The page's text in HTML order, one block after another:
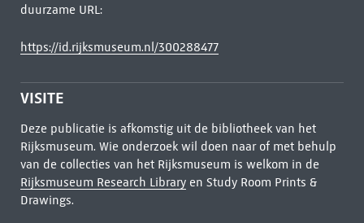
duurzame URL:
https://id.rijksmuseum.nl/300288477
VISITE
Deze publicatie is afkomstig uit de bibliotheek van het
Rijksmuseum. Wie onderzoek wil doen naar of met behulp
van de collecties van het Rijksmuseum is welkom in de
Rijksmuseum Research Libraryen Study Room Prints &
Drawings.